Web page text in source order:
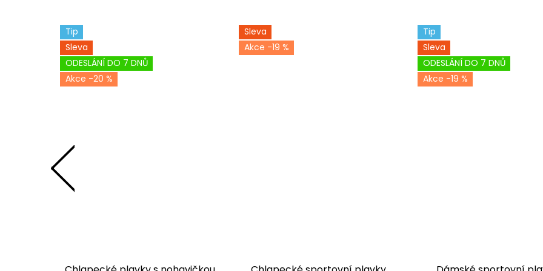
Tip
Sleva
ODESLÁNÍ DO 7 DNŮ
-20 %
Sleva
-19 %
Tip
Sleva
ODESLÁNÍ DO 7 DNŮ
-19 %